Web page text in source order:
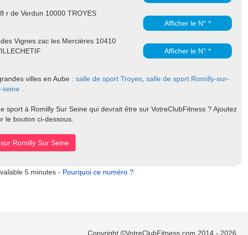
r de Verdun 10000 TROYES
Afficher le N° *
Vignes zac les Mercières 10410
Afficher le N° *
villes en Aube : salle de sport Troyes salle de sport Romilly-sur-
seine
sport à Romilly Sur Seine qui devrait être sur VotreClubFitness ? Ajoutez
le bouton ci-dessous.
Romilly Sur Seine
5 minutes - Pourquoi ce numéro ?
Copyright ©VotreClubFitness.com 2014 - 2026